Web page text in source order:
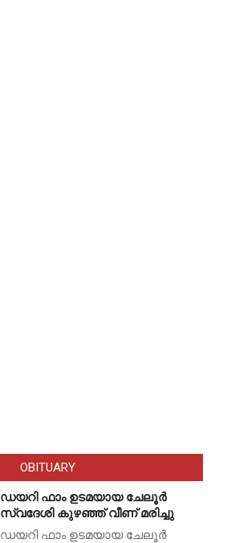
OBITUARY
ഡയറി ഫാം ഉടമയായ ചേലൂർ
സ്വദേശി കുഴഞ്ഞ് വീണ് മരിച്ചു
ഡയറി ഫാം ഉടമയായ ചേലൂർ